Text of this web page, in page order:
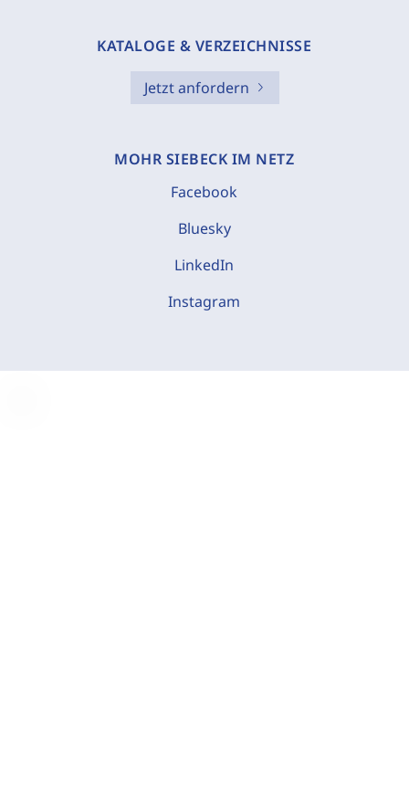
KATALOGE & VERZEICHNISSE
Jetzt anfordern
MOHR SIEBECK IM NETZ
Facebook
Bluesky
LinkedIn
Instagram